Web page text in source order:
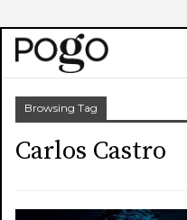
Browsing Tag
Carlos Castro